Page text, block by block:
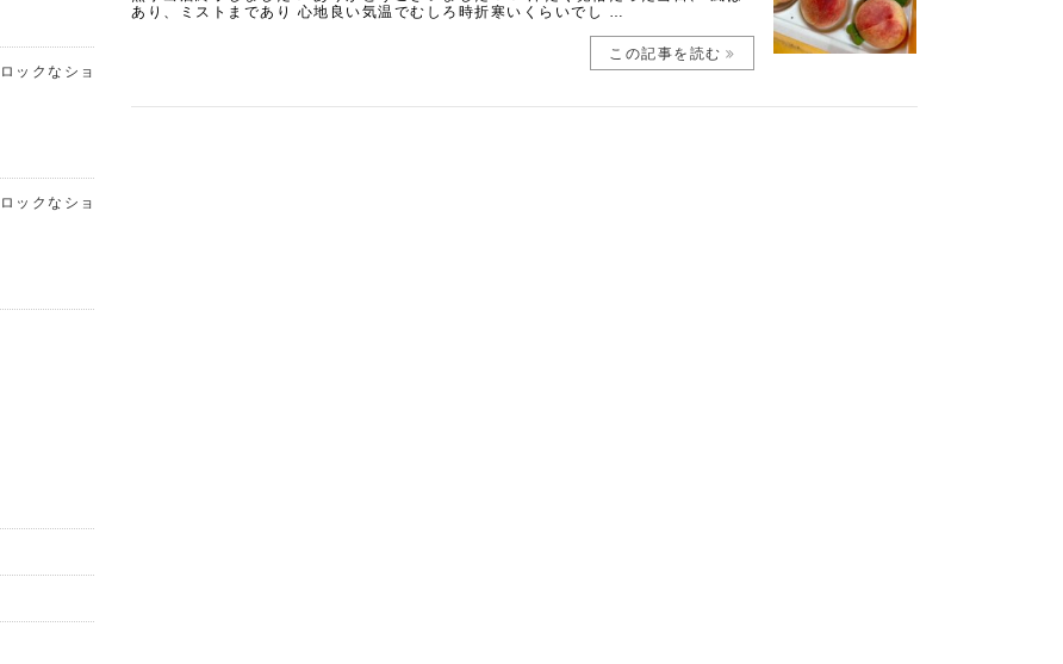
あり、ミストまであり 心地良い気温でむしろ時折寒いくらいでし …
この記事を読む
ックなショコ
ックなショコ